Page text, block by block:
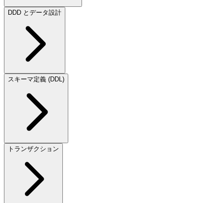
DDD とデータ設計
スキーマ定義 (DDL)
トランザクション